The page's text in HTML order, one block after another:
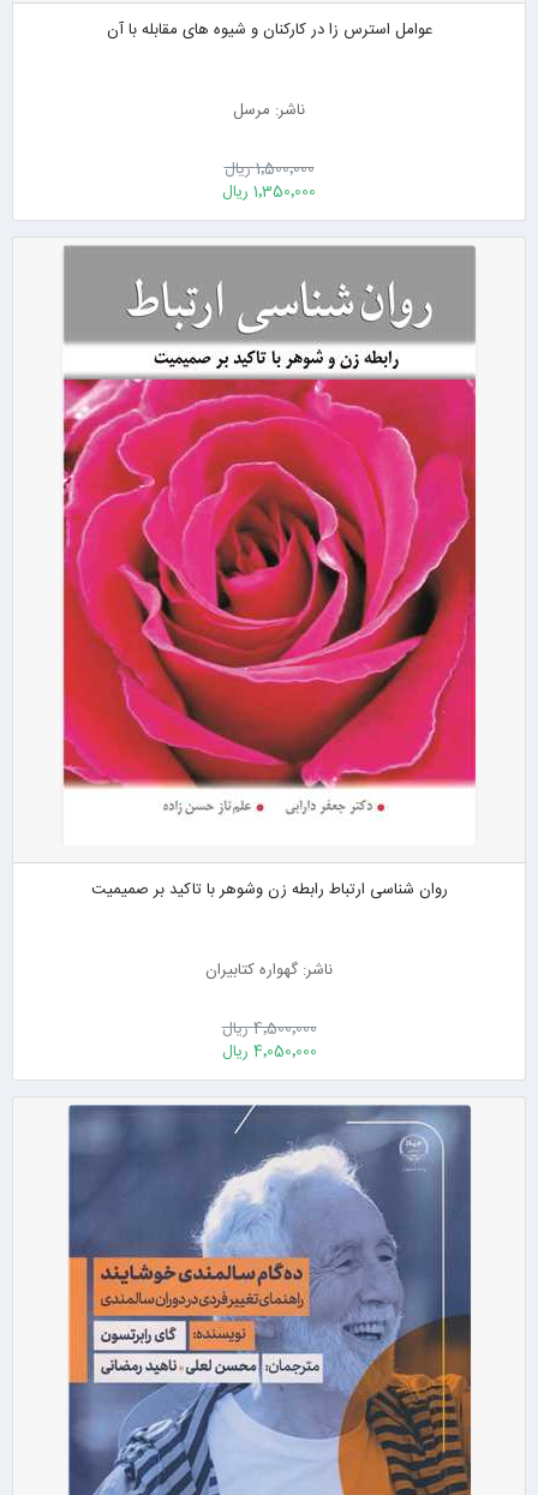
عوامل استرس زا در کارکنان و شیوه های مقابله با آن
ناشر: مرسل
1٬500٬000 ریال
1٬350٬000 ریال
روان شناسی ارتباط رابطه زن وشوهر با تاکید بر صمیمیت
ناشر: گهواره کتابیران
4٬500٬000 ریال
4٬050٬000 ریال